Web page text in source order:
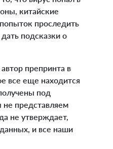
китайские
проследить
подсказки о
препринта в
все еще находится
под
представляем
не утверждает,
и все наши